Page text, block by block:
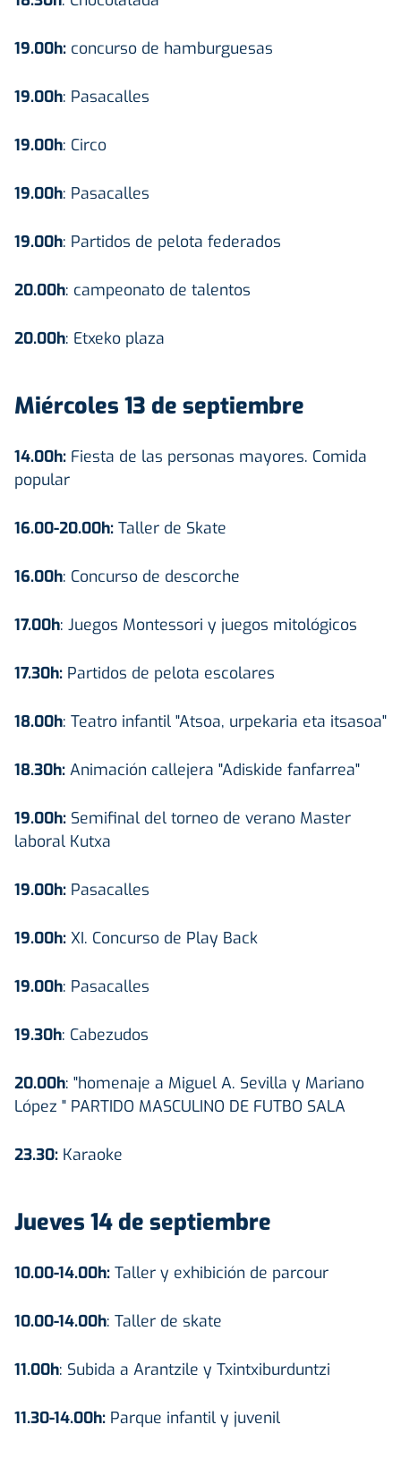
19.00h: concurso de hamburguesas
19.00h: Pasacalles
19.00h: Circo
19.00h: Pasacalles
19.00h: Partidos de pelota federados
20.00h: campeonato de talentos
20.00h: Etxeko plaza
Miércoles 13 de septiembre
14.00h: Fiesta de las personas mayores. Comida
popular
16.00-20.00h: Taller de Skate
16.00h: Concurso de descorche
17.00h: Juegos Montessori y juegos mitológicos
17.30h: Partidos de pelota escolares
18.00h: Teatro infantil "Atsoa, urpekaria eta itsasoa"
18.30h: Animación callejera "Adiskide fanfarrea"
19.00h: Semifinal del torneo de verano Master
laboral Kutxa
19.00h: Pasacalles
19.00h: XI. Concurso de Play Back
19.00h: Pasacalles
19.30h: Cabezudos
20.00h: "homenaje a Miguel A. Sevilla y Mariano
López " PARTIDO MASCULINO DE FUTBO SALA
23.30: Karaoke
Jueves 14 de septiembre
10.00-14.00h: Taller y exhibición de parcour
10.00-14.00h: Taller de skate
11.00h: Subida a Arantzile y Txintxiburduntzi
11.30-14.00h: Parque infantil y juvenil